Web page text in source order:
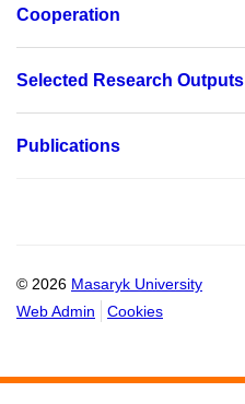
Cooperation
Selected Research Outputs
Publications
© 2026 Masaryk University
Web Admin
Cookies